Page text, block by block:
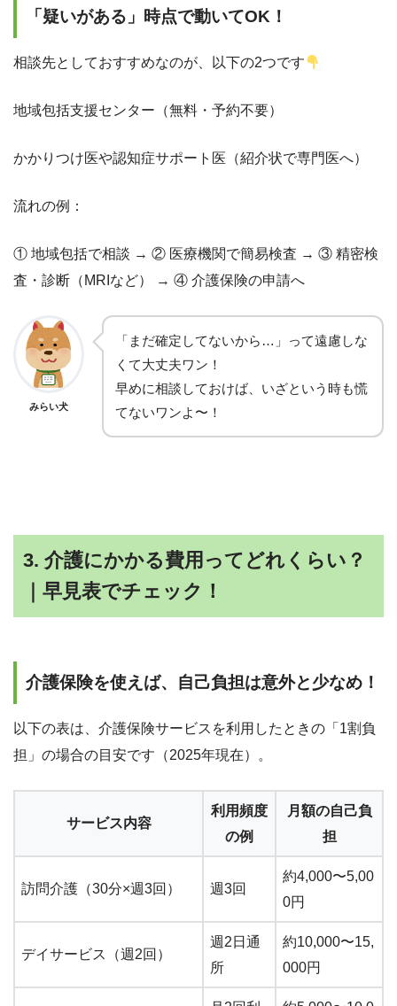
「疑いがある」時点で動いてOK！
相談先としておすすめなのが、以下の2つです
地域包括支援センター（無料・予約不要）
かかりつけ医や認知症サポート医（紹介状で専門医へ）
流れの例：
① 地域包括で相談 → ② 医療機関で簡易検査 → ③ 精密検
査・診断（MRIなど） → ④ 介護保険の申請へ
みらい犬
「まだ確定してないから…」って遠慮しな
くて大丈夫ワン！
早めに相談しておけば、いざという時も慌
てないワンよ〜！
3. 介護にかかる費用ってどれくらい？
｜早見表でチェック！
介護保険を使えば、自己負担は意外と少なめ！
以下の表は、介護保険サービスを利用したときの「1割負
担」の場合の目安です（2025年現在）。
サービス内容
利用頻度
の例
月額の自己負
担
訪問介護（30分×週3回） 週3回
約4,000〜5,00
0円
デイサービス（週2回）
週2日通
所
約10,000〜15,
000円